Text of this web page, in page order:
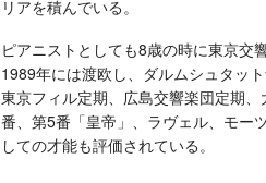
リアを積んでいる。
ピアニストとしても8歳の時に東京交
1989年には渡欧し、ダルムシュタッ
東京フィル定期、広島交響楽団定期
番、第5番「皇帝」、ラヴェル、モー
しての才能も評価されている。